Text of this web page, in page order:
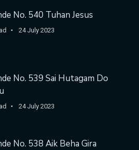
No. 540 Tuhan Jesus
24 July 2023
No. 539 Sai Hutagam Do
24 July 2023
No. 538 Aik Beha Gira